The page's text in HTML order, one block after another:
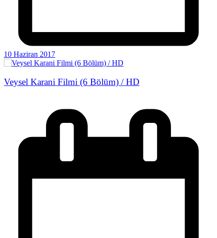
10 Haziran 2017
Veysel Karani Filmi (6 Bölüm) / HD